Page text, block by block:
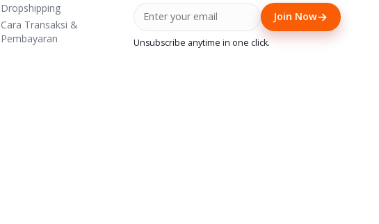
Dropshipping
Cara Transaksi &
Pembayaran
Join Now→
Unsubscribe anytime in one click.